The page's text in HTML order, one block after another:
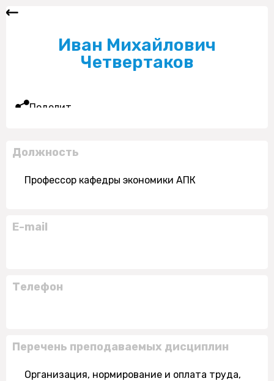
Иван Михайлович
Четвертаков
Поделиться
Должность
Профессор кафедры экономики АПК
E-mail
Телефон
Перечень преподаваемых дисциплин
Организация, нормирование и оплата труда,